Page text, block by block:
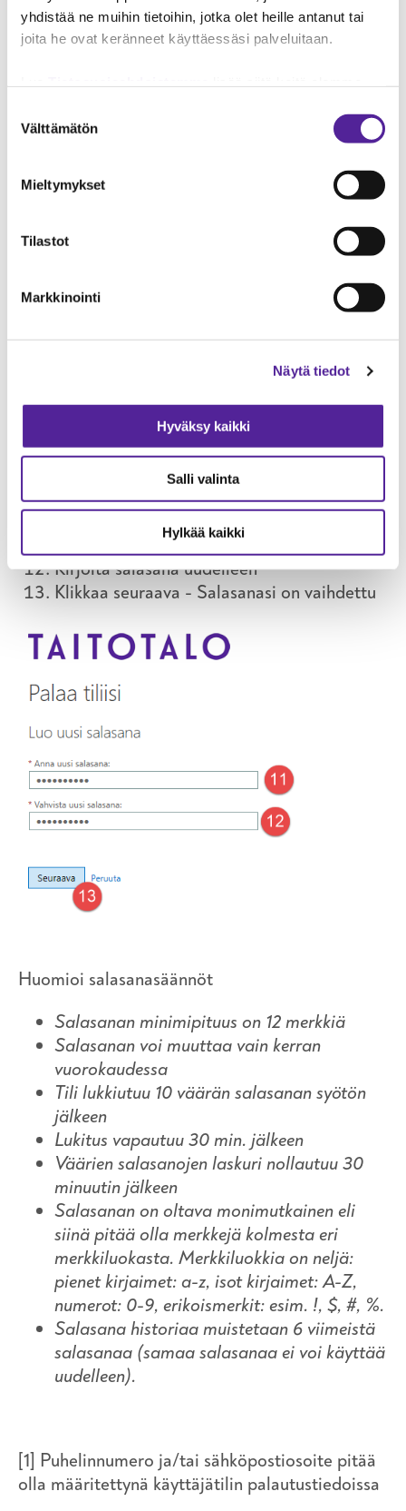
yhdistää ne muihin tietoihin, jotka olet heille antanut tai
joita he ovat keränneet käyttäessäsi palveluitaan.
henkilökohtaisia tietojasi.
Googlen Business Data
-sivuston mukaisesti varmistamme
valinta
Välttämätön
Mieltymykset
Tilastot
Markkinointi
Näytä tiedot
Hyväksy kaikki
Salli valinta
Hylkää kaikki
Kirjoita tekstiviestissä tullut koodi sille
Määrittele uusi salasana
Kirjoita uusi salasana
Kirjoita salasana uudelleen
Klikkaa seuraava - Salasanasi on vaihdettu
Huomioi salasanasäännöt
Salasanan minimipituus on 12 merkkiä
Salasanan voi muuttaa vain kerran
vuorokaudessa
Tili lukkiutuu 10 väärän salasanan syötön
jälkeen
Lukitus vapautuu 30 min. jälkeen
Väärien salasanojen laskuri nollautuu 30
minuutin jälkeen
Salasanan on oltava monimutkainen eli
siinä pitää olla merkkejä kolmesta eri
merkkiluokasta. Merkkiluokkia on neljä:
pienet kirjaimet: a-z, isot kirjaimet: A-Z,
numerot: 0-9, erikoismerkit: esim. !, $, #, %.
Salasana historiaa muistetaan 6 viimeistä
salasanaa (samaa salasanaa ei voi käyttää
uudelleen).
[1] Puhelinnumero ja/tai sähköpostiosoite pitää
olla määritettynä käyttäjätilin palautustiedoissa